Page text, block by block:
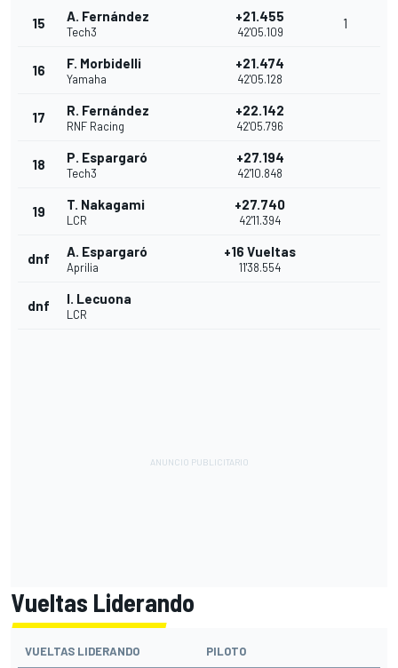
15 A. Fernández
Tech3
+21.455
42'05.109
1
16 F. Morbidelli
Yamaha
+21.474
42'05.128
17 R. Fernández
RNF Racing
+22.142
42'05.796
18 P. Espargaró
Tech3
+27.194
42'10.848
19 T. Nakagami
LCR
+27.740
42'11.394
dnf A. Espargaró
Aprilia
+16 Vueltas
11'38.554
dnf I. Lecuona
LCR
Vueltas Liderando
VUELTAS LIDERANDO PILOTO